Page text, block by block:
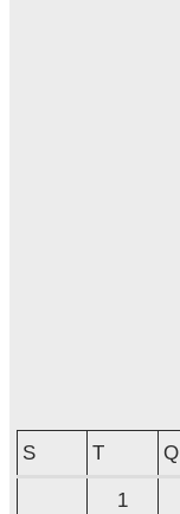
S
T Q
1